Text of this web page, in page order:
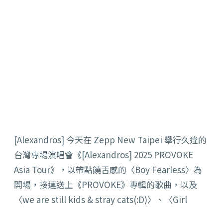
[Alexandros] 今天在 Zepp New Taipei 舉行久違的
台灣專場演唱會《[Alexandros] 2025 PROVOKE
Asia Tour》，以帶點饒舌感的〈Boy Fearless〉為
開場，接連送上《PROVOKE》專輯的歌曲，以及
〈we are still kids & stray cats(:D)〉、〈Girl